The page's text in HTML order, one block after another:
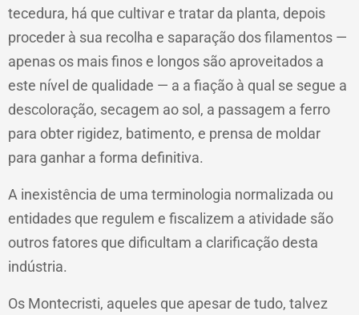
tecedura, há que cultivar e tratar da planta, depois
proceder à sua recolha e saparação dos filamentos —
apenas os mais finos e longos são aproveitados a
este nível de qualidade — a a fiação à qual se segue a
descoloração, secagem ao sol, a passagem a ferro
para obter rigidez, batimento, e prensa de moldar
para ganhar a forma definitiva.
A inexistência de uma terminologia normalizada ou
entidades que regulem e fiscalizem a atividade são
outros fatores que dificultam a clarificação desta
indústria.
Os Montecristi, aqueles que apesar de tudo, talvez